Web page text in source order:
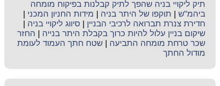
תיק ליקויי בניה שהפך לתיק קבלנות בפיקוח מומחה
ביהמ"ש
תוקפו של היתר בניה מידות החניון המכני
חדירת צנרת תברואה לרכיבי הבניין |סיווג ליקויי בניה
שיקום בניין עלול להיות כרוך בקבלת היתר בנייה
החזר
שכר טרחת מומחה התביעה |שטח חתך העמוד לעומת
מודול החתך